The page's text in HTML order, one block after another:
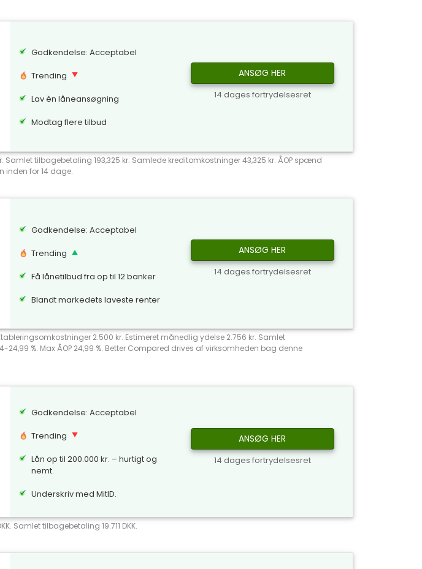
Godkendelse: Acceptabel
Trending
Lav èn låneansøgning
Modtag flere tilbud
ANSØG HER
14 dages fortrydelsesret
Samlet tilbagebetaling 193,325 kr. Samlede kreditomkostninger 43,325 kr. ÅOP spænd
inden for 14 dage.
Godkendelse: Acceptabel
Trending
Få lånetilbud fra op til 12 banker
Blandt markedets laveste renter
ANSØG HER
14 dages fortrydelsesret
2.500 kr. Estimeret månedlig ydelse 2.756 kr. Samlet
%. Max ÅOP 24,99 %. Better Compared drives af virksomheden bag denne
Godkendelse: Acceptabel
Trending
Lån op til 200.000 kr. – hurtigt og
nemt.
Underskriv med MitID.
ANSØG HER
14 dages fortrydelsesret
Samlet tilbagebetaling 19.711 DKK.